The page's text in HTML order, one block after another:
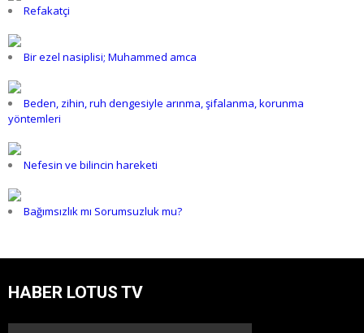
Refakatçi
Bir ezel nasiplisi; Muhammed amca
Beden, zihin, ruh dengesiyle arınma, şifalanma, korunma
yöntemleri
Nefesin ve bilincin hareketi
Bağımsızlık mı Sorumsuzluk mu?
HABER LOTUS TV